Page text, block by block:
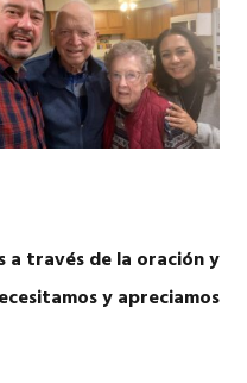
a través de la oración y
y apreciamos